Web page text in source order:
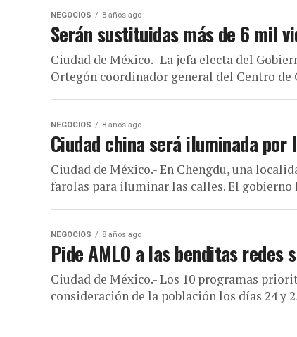
NEGOCIOS 8 años ago
Serán sustituidas más de 6 mil
Ciudad de México.- La jefa electa del
Ortegón coordinador general del Centro
NEGOCIOS 8 años ago
Ciudad china será iluminada
Ciudad de México.- En Chengdu, una
farolas para iluminar las calles. El gobierno
NEGOCIOS 8 años ago
Pide AMLO a las benditas
Ciudad de México.- Los 10 programas
consideración de la población los días 24 y